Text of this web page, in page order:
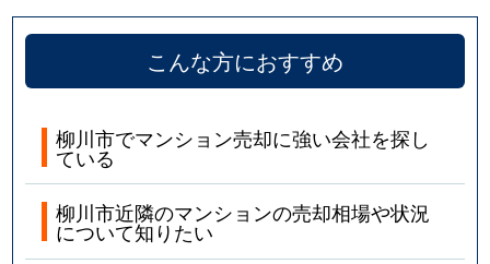
こんな方におすすめ
柳川市でマンション売却に強い会社を探し
ている
柳川市近隣のマンションの売却相場や状況
について知りたい